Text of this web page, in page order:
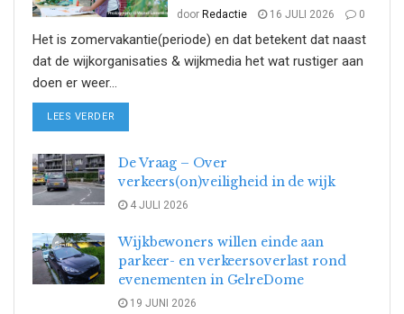
door Redactie 16 JULI 2026 0
Het is zomervakantie(periode) en dat betekent dat naast
dat de wijkorganisaties & wijkmedia het wat rustiger aan
doen er weer...
LEES VERDER
De Vraag – Over
verkeers(on)veiligheid in de wijk
4 JULI 2026
Wijkbewoners willen einde aan
parkeer- en verkeersoverlast rond
evenementen in GelreDome
19 JUNI 2026